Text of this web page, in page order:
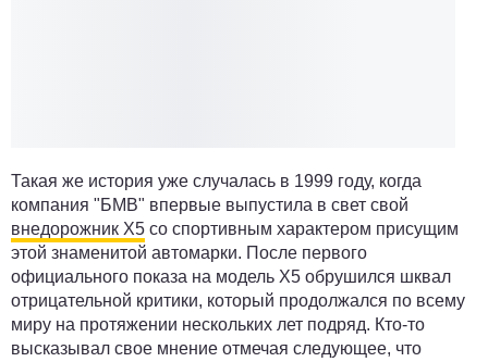
Такая же история уже случалась в 1999 году, когда
компания "БМВ" впервые выпустила в свет свой
внедорожник X5 со спортивным характером присущим
этой знаменитой автомарки. После первого
официального показа на модель Х5 обрушился шквал
отрицательной критики, который продолжался по всему
миру на протяжении нескольких лет подряд. Кто-то
высказывал свое мнение отмечая следующее, что